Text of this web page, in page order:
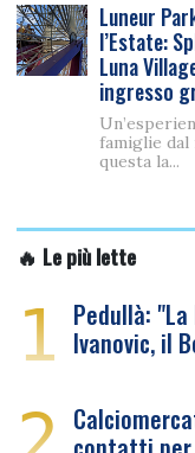
Luneur
l’Estate:
Luna
ingresso
famiglie dal
questa la...
🔥 Le più lette
1 Pedullà:
Ivanovic, il